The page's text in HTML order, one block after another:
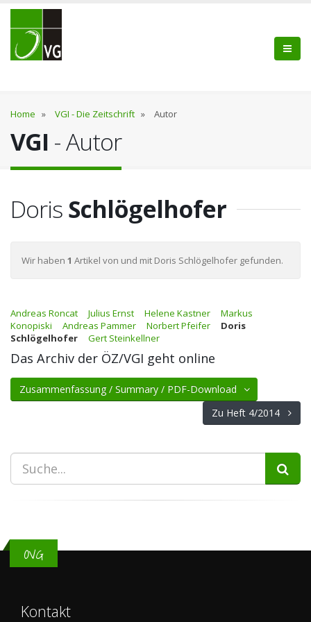
Home » VGI - Die Zeitschrift » Autor
VGI - Autor
DorisSchlögelhofer
Wir haben 1 Artikel von und mit Doris Schlögelhofer gefunden.
Andreas Roncat Julius Ernst Helene Kastner
Markus
Konopiski
Andreas Pammer Norbert Pfeifer
Doris
Schlögelhofer
Gert Steinkellner
Das Archiv der ÖZ/VGI geht online
Zusammenfassung / Summary / PDF-Download
Zu Heft 4/2014
OVG
Kontakt